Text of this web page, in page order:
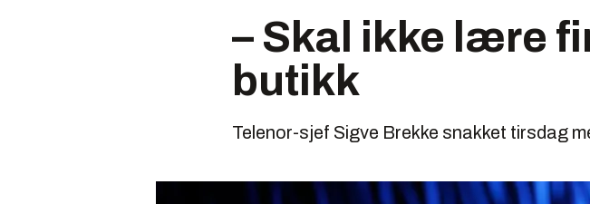
– Skal ikke lære
butikk
Telenor-sjef Sigve Brekke snakket tirsdag